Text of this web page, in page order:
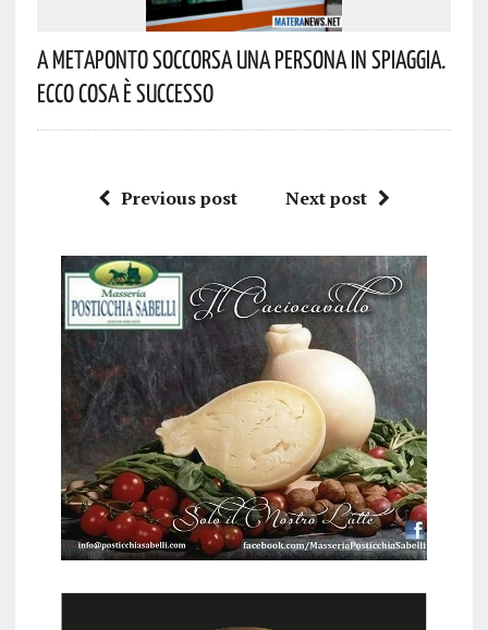
A Metaponto Soccorsa Una Persona In Spiaggia.
Ecco Cosa È Successo
Previous post Next post